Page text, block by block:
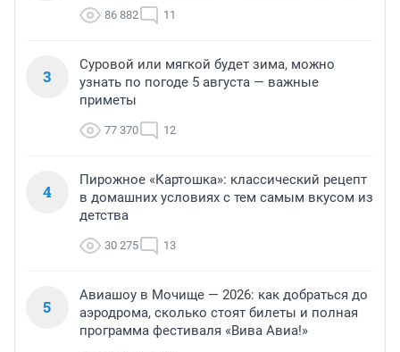
86 882 11
3
Суровой или мягкой будет зима, можно
узнать по погоде 5 августа — важные
приметы
77 370 12
4
Пирожное «Картошка»: классический рецепт
в домашних условиях с тем самым вкусом из
детства
30 275 13
5
Авиашоу в Мочище — 2026: как добраться до
аэродрома, сколько стоят билеты и полная
программа фестиваля «Вива Авиа!»